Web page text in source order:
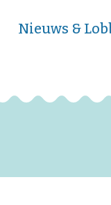
Nieuws &